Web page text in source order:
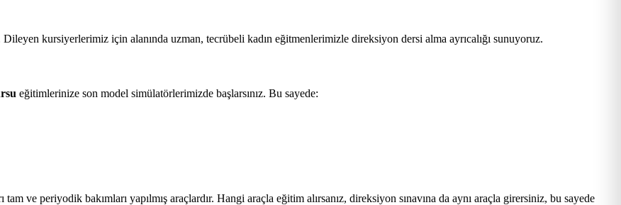
kursiyerlerimiz için alanında uzman, tecrübeli kadın eğitmenlerimizle direksiyon dersi alma ayrıcalığı sunuyoruz.
eğitimlerinize son model simülatörlerimizde başlarsınız. Bu sayede:
ve periyodik bakımları yapılmış araçlardır. Hangi araçla eğitim alırsanız, direksiyon sınavına da aynı araçla girersiniz, bu sayede